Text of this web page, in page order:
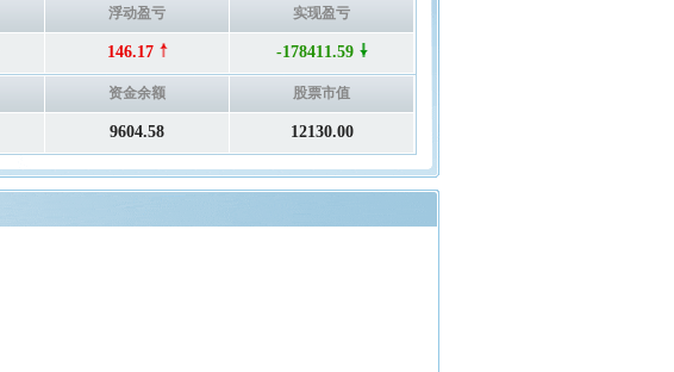
浮动盈亏 实现盈亏
146.17 -178411.59
资金余额 股票市值
9604.58 12130.00